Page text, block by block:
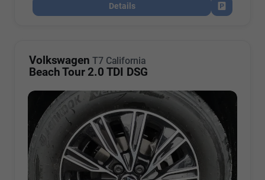
Details
Fahrzeug
Volkswagen T7 California
Beach Tour 2.0 TDI DSG